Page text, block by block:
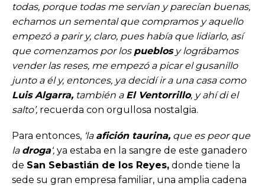
todas, porque todas me servían y parecían buenas,
echamos un semental que compramos y aquello
empezó a parir y, claro, pues había que lidiarlo, así
que comenzamos por los pueblosy lográbamos
vender las reses, me empezó a picar el gusanillo
junto a él y, entonces, ya decidí ir a una casa como
Luis Algarra, también a El Ventorrillo, y ahí di el
salto’, recuerda con orgullosa nostalgia.
Para entonces, ‘la afición taurina, que es peor que
la droga‘, ya estaba en la sangre de este ganadero
de San Sebastián de los Reyes, donde tiene la
sede su gran empresa familiar, una amplia cadena